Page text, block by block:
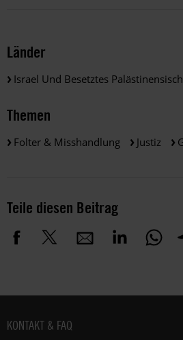
Länder
Israel Und Besetztes
Themen
Folter & Misshandlung Justiz
Teile diesen Beitrag
Fußbereich
KONTAKT & FAQ